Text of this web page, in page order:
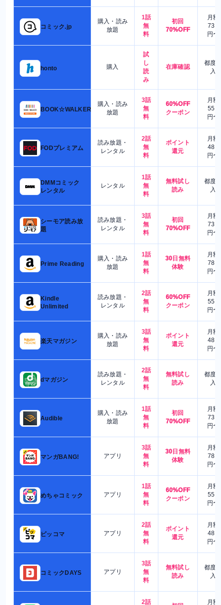
コミック.jp
購入・読み
放題
1話
無
料
初回
70%OFF
月額
730
円〜
honto 購入
試
し
読
み
在庫確認
都度
入
BOOK☆WALKER
購入・読み
放題
3話
無
料
60%OFF
クーポン
月額
550
円〜
FODプレミアム
読み放題・
レンタル
2話
無
料
ポイント
還元
月額
480
円〜
DMMコミック
レンタル
レンタル
1話
無
料
無料試し
読み
都度
入
シーモア読み放
題
読み放題・
レンタル
3話
無
料
初回
70%OFF
月額
730
円〜
Prime Reading
購入・読み
放題
1話
無
料
30日無料
体験
月額
780
円〜
Kindle
Unlimited
読み放題・
レンタル
2話
無
料
60%OFF
クーポン
月額
550
円〜
楽天マガジン
購入・読み
放題
3話
無
料
ポイント
還元
月額
480
円〜
dマガジン
読み放題・
レンタル
2話
無
料
無料試し
読み
都度
入
Audible
購入・読み
放題
1話
無
料
初回
70%OFF
月額
730
円〜
マンガBANG! アプリ
3話
無
料
30日無料
体験
月額
780
円〜
めちゃコミック アプリ
1話
無
料
60%OFF
クーポン
月額
550
円〜
ピッコマ アプリ
2話
無
料
ポイント
還元
月額
480
円〜
コミックDAYS アプリ
3話
無
料
無料試し
読み
都度
入
2話 月額